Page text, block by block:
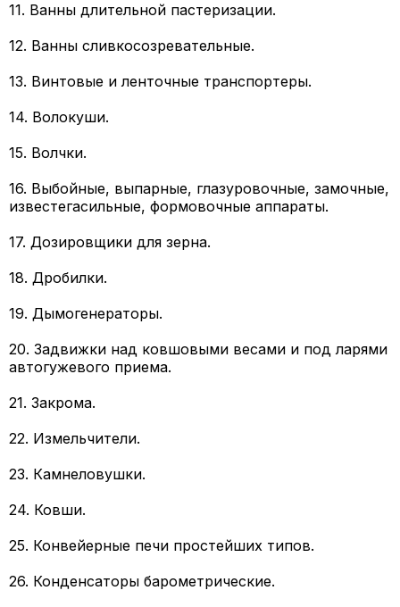
11. Ванны длительной пастеризации.
12. Ванны сливкосозревательные.
13. Винтовые и ленточные транспортеры.
14. Волокуши.
15. Волчки.
16. Выбойные, выпарные, глазуровочные, замочные,
известегасильные, формовочные аппараты.
17. Дозировщики для зерна.
18. Дробилки.
19. Дымогенераторы.
20. Задвижки над ковшовыми весами и под ларями
автогужевого приема.
21. Закрома.
22. Измельчители.
23. Камнеловушки.
24. Ковши.
25. Конвейерные печи простейших типов.
26. Конденсаторы барометрические.